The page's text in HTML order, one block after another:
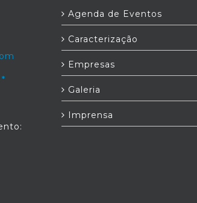
Agenda de Eventos
Caracterização
Empresas
Galeria
Imprensa